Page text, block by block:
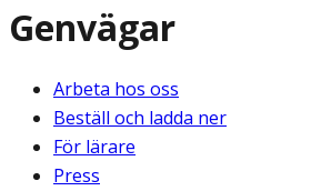
Genvägar
Arbeta hos oss
Beställ och ladda ner
För lärare
Press